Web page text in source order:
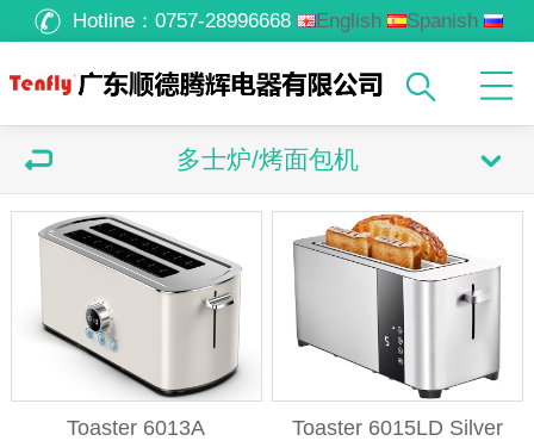
Hotline： 0757-28996668 English
Spanish
多士炉/烤面包机
Toaster 6013A Toaster 6015LD Silver